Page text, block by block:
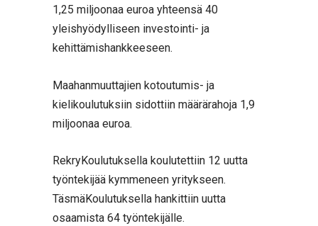
1,25 miljoonaa euroa yhteensä 40
yleishyödylliseen investointi- ja
kehittämishankkeeseen.
Maahanmuuttajien kotoutumis- ja
kielikoulutuksiin sidottiin määrärahoja 1,9
miljoonaa euroa.
RekryKoulutuksella koulutettiin 12 uutta
työntekijää kymmeneen yritykseen.
TäsmäKoulutuksella hankittiin uutta
osaamista 64 työntekijälle.